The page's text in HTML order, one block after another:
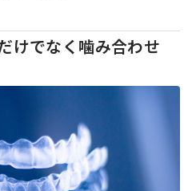
けでなく噛み合わせ